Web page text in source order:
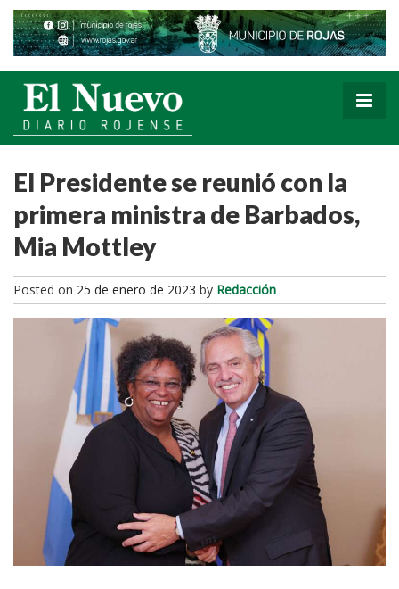
El Presidente se reunió con la
primera ministra de Barbados,
Mia Mottley
Posted on 25 de enero de 2023 by Redacción